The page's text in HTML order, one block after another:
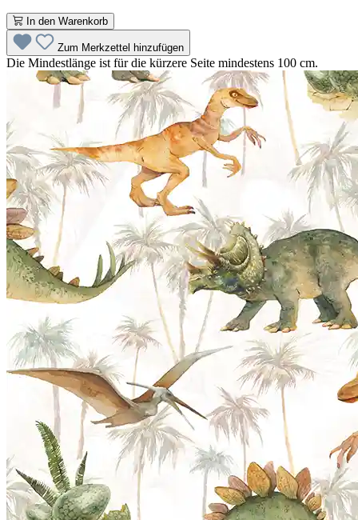
In den Warenkorb
Zum Merkzettel hinzufügen
Die Mindestlänge ist für die kürzere Seite mindestens 100 cm.